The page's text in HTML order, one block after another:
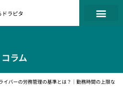
ドラピタ
コラム
イバーの労務管理の基準とは？｜勤務時間の上限な